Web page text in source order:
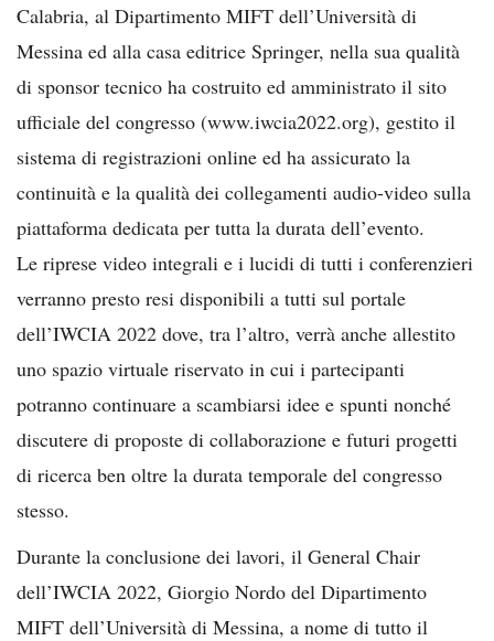
Calabria, al Dipartimento MIFT dell’Università di
Messina ed alla casa editrice Springer, nella sua qualità
di sponsor tecnico ha costruito ed amministrato il sito
ufficiale del congresso (www.iwcia2022.org), gestito il
sistema di registrazioni online ed ha assicurato la
continuità e la qualità dei collegamenti audio-video sulla
piattaforma dedicata per tutta la durata dell’evento.
Le riprese video integrali e i lucidi di tutti i conferenzieri
verranno presto resi disponibili a tutti sul portale
dell’IWCIA 2022 dove, tra l’altro, verrà anche allestito
uno spazio virtuale riservato in cui i partecipanti
potranno continuare a scambiarsi idee e spunti nonché
discutere di proposte di collaborazione e futuri progetti
di ricerca ben oltre la durata temporale del congresso
stesso.
Durante la conclusione dei lavori, il General Chair
dell’IWCIA 2022, Giorgio Nordo del Dipartimento
MIFT dell’Università di Messina, a nome di tutto il